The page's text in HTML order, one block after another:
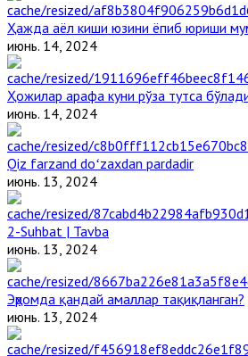
Ҳажда аёл киши юзини ёпиб юриши
июнь. 14, 2024
Ҳожилар арафа куни рўза тутса
июнь. 14, 2024
Qiz farzand doʻzaxdan pardadir
июнь. 13, 2024
2-Suhbat | Tavba
июнь. 13, 2024
Эҳромда қандай амаллар тақиқланган?
июнь. 13, 2024